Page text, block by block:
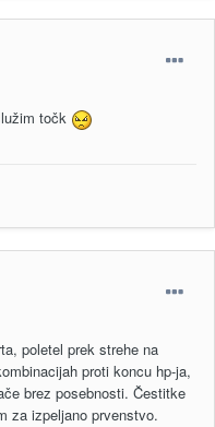
točk
poletel prek strehe na
proti koncu hp-ja,
brez posebnosti. Čestitke
za izpeljano prvenstvo.